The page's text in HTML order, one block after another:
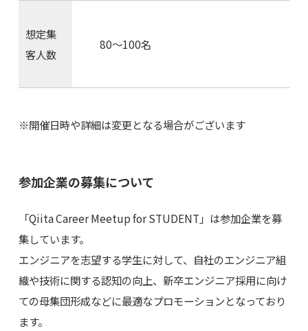
想定集
客人数
80〜100名
※開催日時や詳細は変更となる場合がございます
参加企業の募集について
「Qiita Career Meetup for STUDENT」は参加企業を募
集しています。
エンジニアを志望する学生に対して、自社のエンジニア組
織や技術に関する認知の向上、新卒エンジニア採用に向け
ての母集団形成などに最適なプロモーションとなっており
ます。